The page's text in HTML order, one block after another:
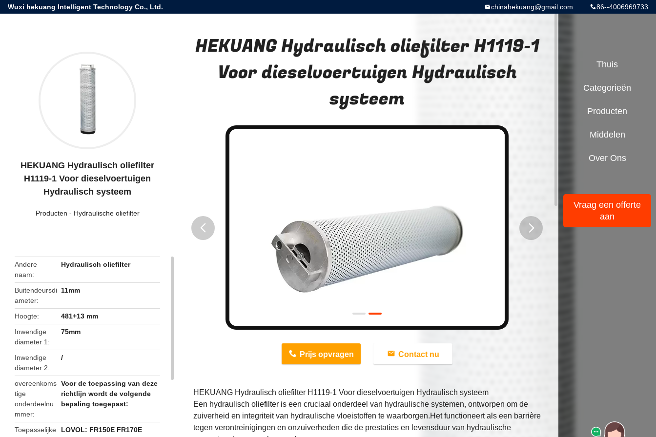
Wuxi hekuang Intelligent Technology Co., Ltd. 86--4006969733
chinahekuang@gmail.com
HEKUANG Hydraulisch oliefilter
H1119-1 Voor dieselvoertuigen
Hydraulisch systeem
Producten - Hydraulische oliefilter
Andere
naam
Hydraulisch oliefilter
Buitendeursdi
ameter
11mm
Hoogte
481+13 mm
Inwendige
diameter 1
75mm
Inwendige
diameter 2
/
overeenkoms
tige
onderdeelnu
mmer
Voor de toepassing van deze
richtlijn wordt de volgende
bepaling toegepast:
Toepasselijke
LOVOL: FR150E FR170E
HEKUANG Hydraulisch oliefilter H1119-1
Voor dieselvoertuigen Hydraulisch
systeem
Prijs opvragen Contact nu
HEKUANG Hydraulisch oliefilter H1119-1 Voor dieselvoertuigen Hydraulisch systeem
Een hydraulisch oliefilter is een cruciaal onderdeel van hydraulische systemen, ontworpen om de
zuiverheid en integriteit van hydraulische vloeistoffen te waarborgen.Het functioneert als een barrière
tegen verontreinigingen en onzuiverheden die de prestaties en levensduur van hydraulische
Thuis
Categorieën
Producten
Middelen
Over Ons
Vraag een offerte
aan